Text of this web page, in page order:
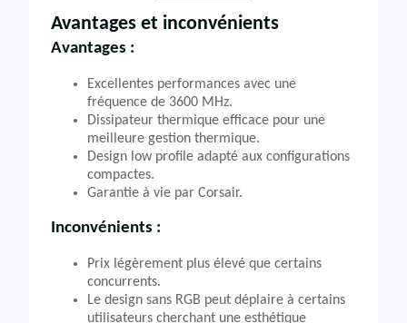
Avantages et inconvénients
Avantages :
Excellentes performances avec une
fréquence de 3600 MHz.
Dissipateur thermique efficace pour une
meilleure gestion thermique.
Design low profile adapté aux configurations
compactes.
Garantie à vie par Corsair.
Inconvénients :
Prix légèrement plus élevé que certains
concurrents.
Le design sans RGB peut déplaire à certains
utilisateurs cherchant une esthétique